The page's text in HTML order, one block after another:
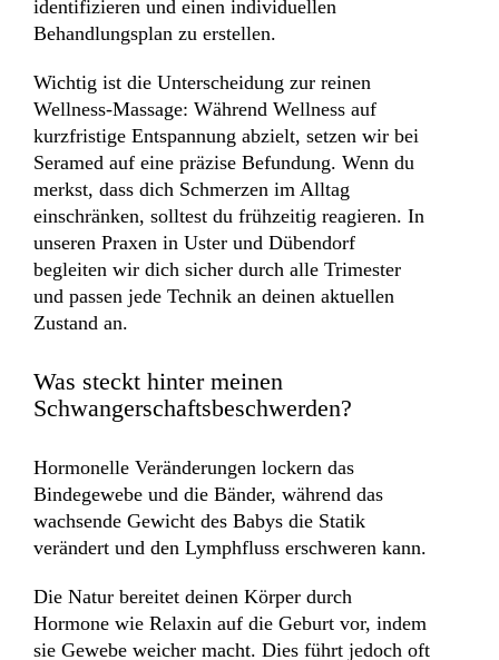
identifizieren und einen individuellen
Behandlungsplan zu erstellen.
Wichtig ist die Unterscheidung zur reinen
Wellness-Massage: Während Wellness auf
kurzfristige Entspannung abzielt, setzen wir bei
Seramed auf eine präzise Befundung. Wenn du
merkst, dass dich Schmerzen im Alltag
einschränken, solltest du frühzeitig reagieren. In
unseren Praxen in Uster und Dübendorf
begleiten wir dich sicher durch alle Trimester
und passen jede Technik an deinen aktuellen
Zustand an.
Was steckt hinter meinen
Schwangerschaftsbeschwerden?
Hormonelle Veränderungen lockern das
Bindegewebe und die Bänder, während das
wachsende Gewicht des Babys die Statik
verändert und den Lymphfluss erschweren kann.
Die Natur bereitet deinen Körper durch
Hormone wie Relaxin auf die Geburt vor, indem
sie Gewebe weicher macht. Dies führt jedoch oft